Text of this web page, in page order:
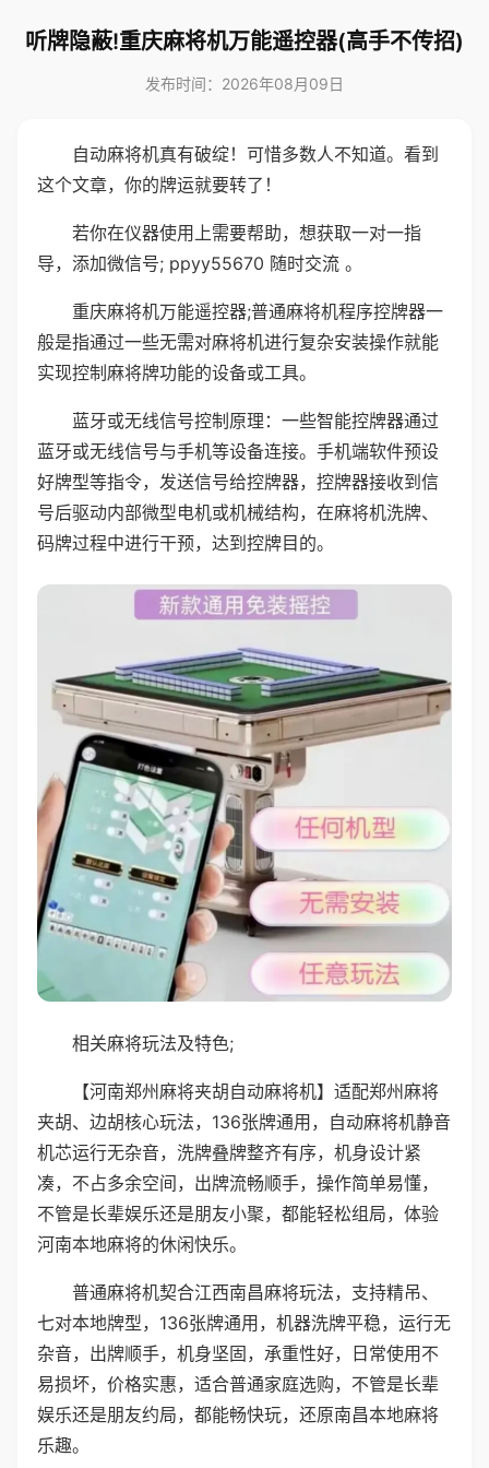
听牌隐蔽!重庆麻将机万能遥控器(高手不传招)
发布时间：2026年08月09日
自动麻将机真有破绽！可惜多数人不知道。看到
这个文章，你的牌运就要转了！
若你在仪器使用上需要帮助，想获取一对一指
导，添加微信号; ppyy55670 随时交流 。
重庆麻将机万能遥控器;普通麻将机程序控牌器一
般是指通过一些无需对麻将机进行复杂安装操作就能
实现控制麻将牌功能的设备或工具。
蓝牙或无线信号控制原理：一些智能控牌器通过
蓝牙或无线信号与手机等设备连接。手机端软件预设
好牌型等指令，发送信号给控牌器，控牌器接收到信
号后驱动内部微型电机或机械结构，在麻将机洗牌、
码牌过程中进行干预，达到控牌目的。
相关麻将玩法及特色;
【河南郑州麻将夹胡自动麻将机】适配郑州麻将
夹胡、边胡核心玩法，136张牌通用，自动麻将机静音
机芯运行无杂音，洗牌叠牌整齐有序，机身设计紧
凑，不占多余空间，出牌流畅顺手，操作简单易懂，
不管是长辈娱乐还是朋友小聚，都能轻松组局，体验
河南本地麻将的休闲快乐。
普通麻将机契合江西南昌麻将玩法，支持精吊、
七对本地牌型，136张牌通用，机器洗牌平稳，运行无
杂音，出牌顺手，机身坚固，承重性好，日常使用不
易损坏，价格实惠，适合普通家庭选购，不管是长辈
娱乐还是朋友约局，都能畅快玩，还原南昌本地麻将
乐趣。